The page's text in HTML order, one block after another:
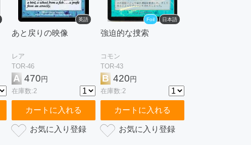
英語
あと戻りの映像
レア
TOR-46
A 470円
在庫数:2
カートに入れる
Foil 日本語
強迫的な捜索
コモン
TOR-43
B 420円
在庫数:2
カートに入れる